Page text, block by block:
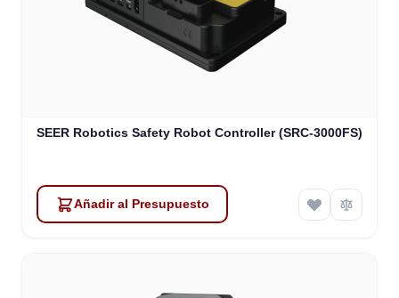
SEER Robotics Safety Robot Controller (SRC-3000FS)
Añadir al Presupuesto